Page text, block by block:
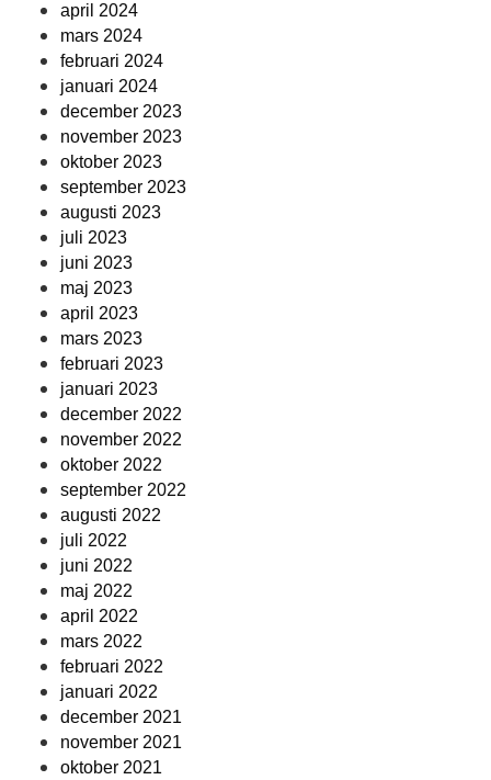
april 2024
mars 2024
februari 2024
januari 2024
december 2023
november 2023
oktober 2023
september 2023
augusti 2023
juli 2023
juni 2023
maj 2023
april 2023
mars 2023
februari 2023
januari 2023
december 2022
november 2022
oktober 2022
september 2022
augusti 2022
juli 2022
juni 2022
maj 2022
april 2022
mars 2022
februari 2022
januari 2022
december 2021
november 2021
oktober 2021